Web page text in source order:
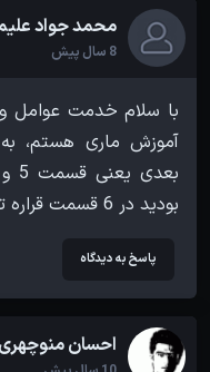
محمد جواد
8 سال پیش
با سلام خدمت عوامل
آموزش ماری هستم،
بودید در 6 قسمت قراره تکمیل بشه
پاسخ به دیدگاه
احسان منوچهری